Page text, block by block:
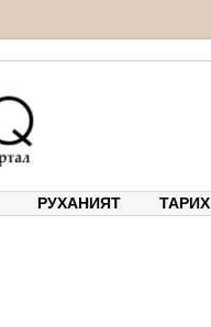
РУХАНИЯТ ТАРИХ